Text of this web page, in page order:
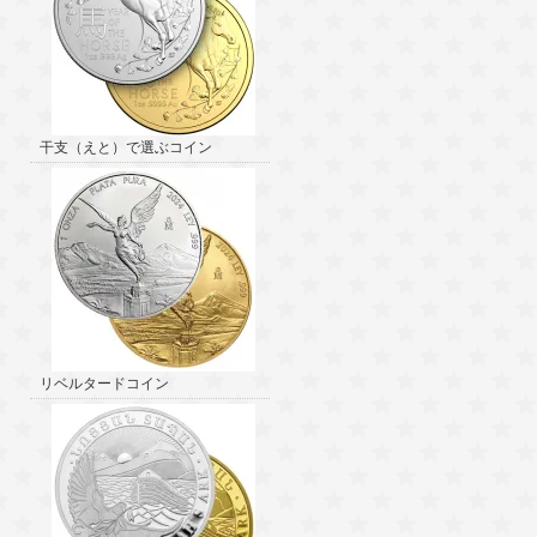
干支（えと）で選ぶコイン
リベルタードコイン